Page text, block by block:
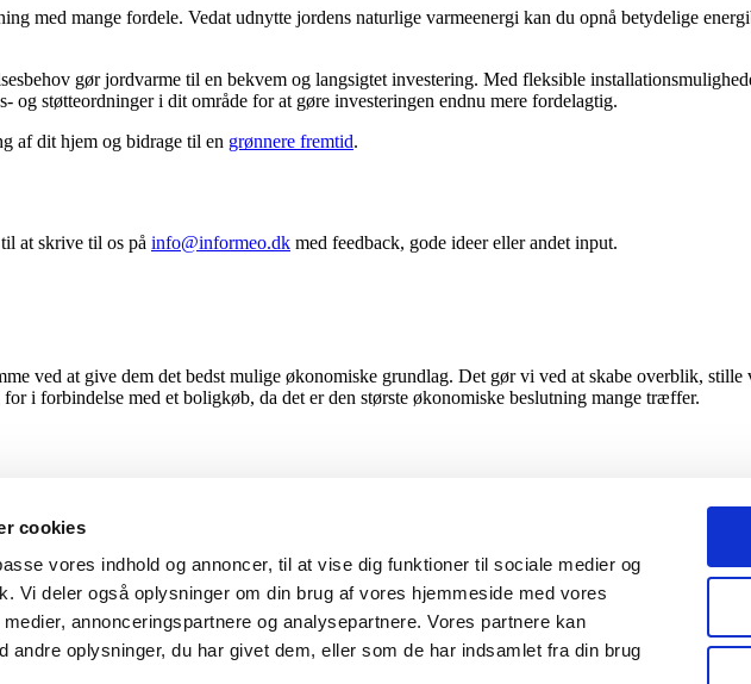
cookies
vores indhold og annoncer, til at vise dig funktioner til sociale medier og
Vi deler også oplysninger om din brug af vores hjemmeside med vores
annonceringspartnere og analysepartnere. Vores partnere kan
andre oplysninger, du har givet dem, eller som de har indsamlet fra din brug
med mange fordele. Vedat udnytte jordens naturlige varmeenergi kan du opnå betydelige
gør jordvarme til en bekvem og langsigtet investering. Med fleksible
støtteordninger i dit område for at gøre investeringen endnu mere fordelagtig.
af dit hjem og bidrage til en grønnere fremtid.
at skrive til os på info@informeo.dk med feedback, gode ideer eller andet input.
ved at give dem det bedst mulige økonomiske grundlag. Det gør vi ved at skabe overblik,
i forbindelse med et boligkøb, da det er den største økonomiske beslutning mange træffer.